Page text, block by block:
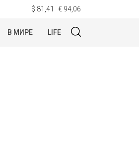
$ 81,41 € 94,06
В МИРЕ LIFE